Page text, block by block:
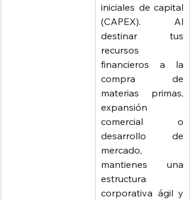
iniciales de capital
(CAPEX). Al
destinar tus
recursos
financieros a la
compra de
materias primas,
expansión
comercial o
desarrollo de
mercado,
mantienes una
estructura
corporativa ágil y